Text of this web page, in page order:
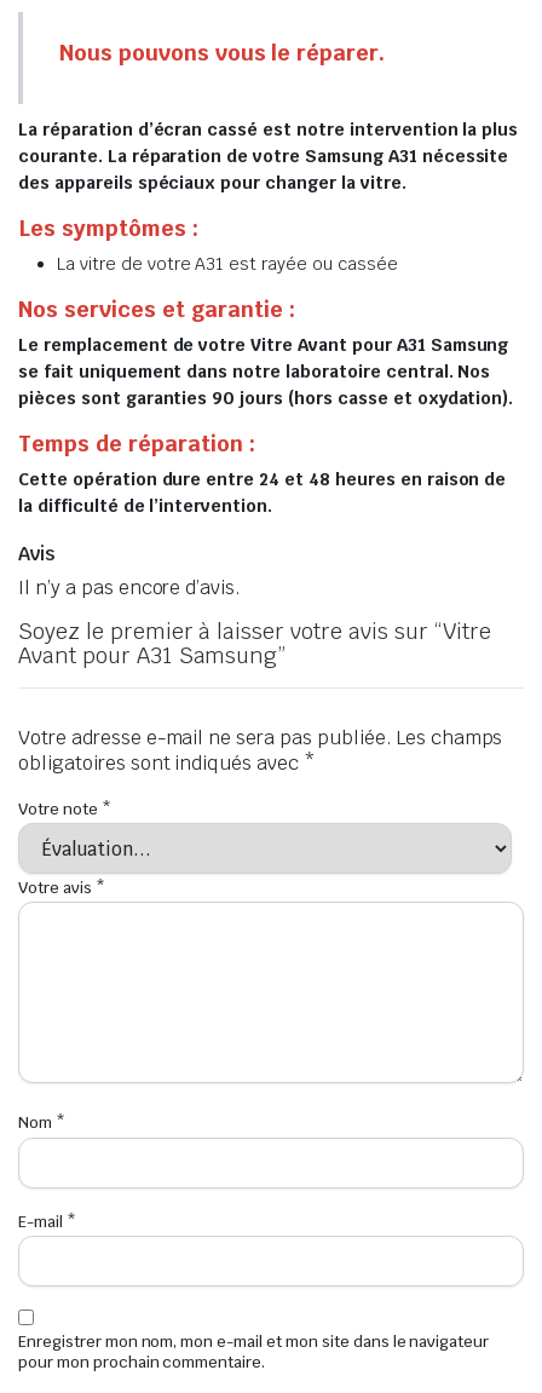
Nous pouvons vous le réparer.
La réparation d’écran cassé est notre intervention la plus
courante. La réparation de votre Samsung A31 nécessite
des appareils spéciaux pour changer la vitre.
Les symptômes :
La vitre de votre A31 est rayée ou cassée
Nos services et garantie :
Le remplacement de votre Vitre Avant pour A31 Samsung
se fait uniquement dans notre laboratoire central. Nos
pièces sont garanties 90 jours (hors casse et oxydation).
Temps de réparation :
Cette opération dure entre 24 et 48 heures en raison de
la difficulté de l’intervention.
Avis
Il n’y a pas encore d’avis.
Soyez le premier à laisser votre avis sur “Vitre
Avant pour A31 Samsung”
Votre adresse e-mail ne sera pas publiée. Les champs
obligatoires sont indiqués avec *
Votre note *
Votre avis *
Nom *
E-mail *
Enregistrer mon nom, mon e-mail et mon site dans le navigateur
pour mon prochain commentaire.